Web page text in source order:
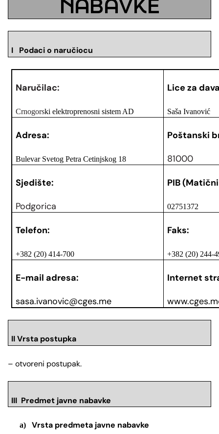
I Podaci o naručiocu
Naručilac:
Crnogorski elektroprenosni sistem AD
Lice za
Saša Ivanović
Adresa:
Bulevar Svetog Petra Cetinjskog 18
Poštanski
81000
Sjedište:
Podgorica
PIB
02751372
Telefon:
+382 (20) 414-700
Faks:
+382 (20) 244-
E-mail adresa:
sasa.ivanovic@cges.me
Internet
II Vrsta postupka
– otvoreni postupak.
III Predmet javne nabavke
a) Vrsta predmeta javne nabavke